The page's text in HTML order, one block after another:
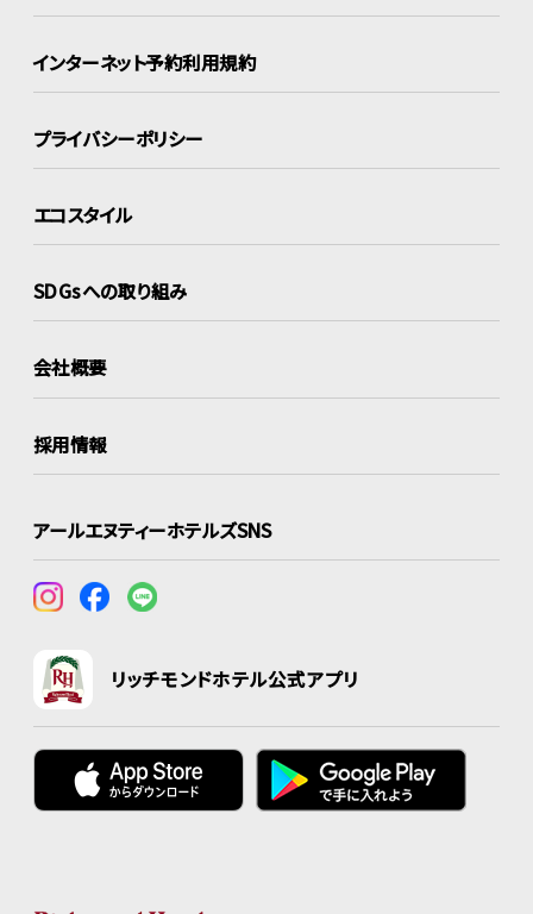
インターネット予約利用規約
プライバシーポリシー
エコスタイル
SDGsへの取り組み
会社概要
採用情報
アールエヌティーホテルズSNS
リッチモンドホテル公式アプリ